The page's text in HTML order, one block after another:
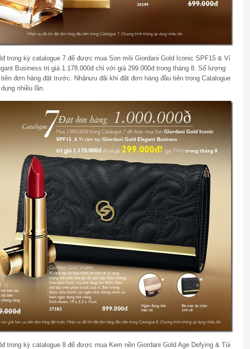
trong kỳ catalogue 7 để được mua Son môi Giordani Gold Iconic SPF15 & Ví
Business trị giá 1.178.000đ chỉ với giá 299.000đ trong tháng 8. Số lượng
đơn hàng đặt trước. Nhậnưu đãi khi đặt đơn hàng đầu tiên trong Catalogue
nhiều lần.
trong kỳ catalogue 8 để được mua Kem nền Giordani Gold Age Defying & Túi